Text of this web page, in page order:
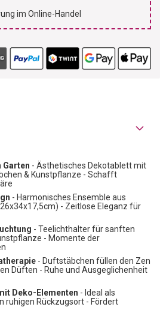
im Online-Handel
Garten - Ästhetisches Dekotablett mit
& Kunstpflanze - Schafft
- Harmonisches Ensemble aus
- Zeitlose Eleganz für
- Teelichthalter für sanften
- Momente der
- Duftstäbchen füllen den Zen
Düften - Ruhe und Ausgeglichenheit
Deko-Elementen - Ideal als
ruhigen Rückzugsort - Fördert